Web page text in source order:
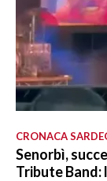
CRONACA
Senorbì,
Tribute